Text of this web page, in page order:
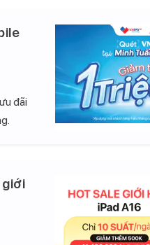
đãi
giới